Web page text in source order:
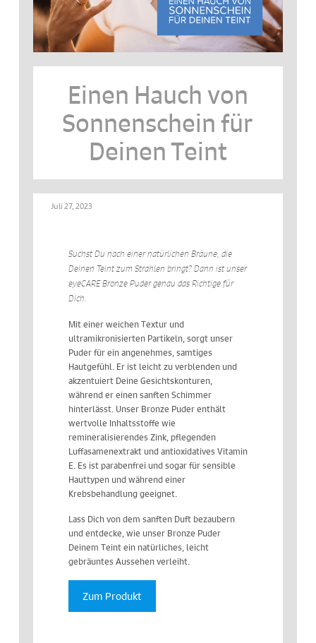
Einen Hauch von
Sonnenschein für
Deinen Teint
Juli 27, 2023
Suchst Du nach einer natürlichen Bräune, die
Deinen Teint zum Strahlen bringt? Dann ist unser
eyeCARE Bronze Puder genau das Richtige für
Dich.
Mit einer weichen Textur und
ultramikronisierten Partikeln, sorgt unser
Puder für ein angenehmes, samtiges
Hautgefühl. Er ist leicht zu verblenden und
akzentuiert Deine Gesichtskonturen,
während er einen sanften Schimmer
hinterlässt. Unser Bronze Puder enthält
wertvolle Inhaltsstoffe wie
remineralisierendes Zink, pflegenden
Luffasamenextrakt und antioxidatives Vitamin
E. Es ist parabenfrei und sogar für sensible
Hauttypen und während einer
Krebsbehandlung geeignet.
Lass Dich von dem sanften Duft bezaubern
und entdecke, wie unser Bronze Puder
Deinem Teint ein natürliches, leicht
gebräuntes Aussehen verleiht.
Zum Produkt